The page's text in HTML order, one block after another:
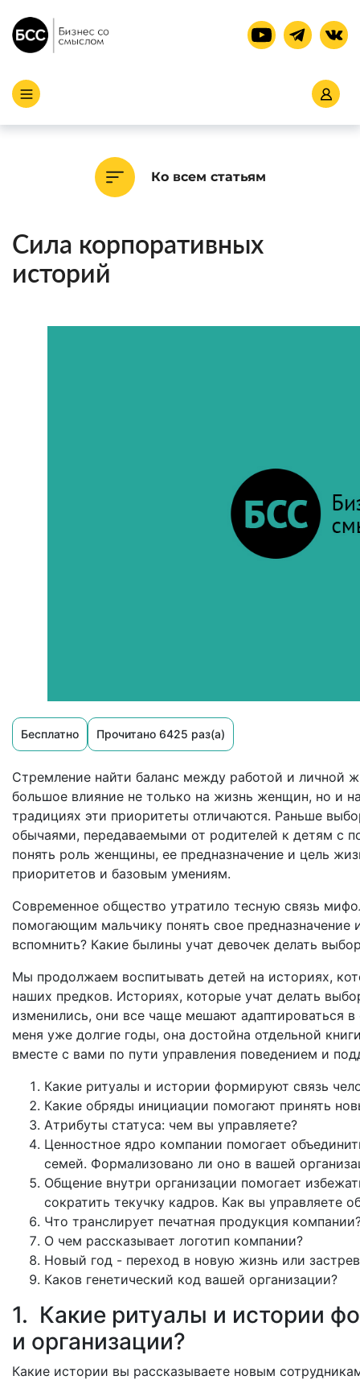
Ко всем статьям
Сила корпоративных
историй
Бесплатно Прочитано 6425 раз(а)
Стремление найти баланс между работой и личной
большое влияние не только на жизнь женщин, но и
традициях эти приоритеты отличаются. Раньше
обычаями, передаваемыми от родителей к детям с
понять роль женщины, ее предназначение и цель
приоритетов и базовым умениям.
Современное общество утратило тесную связь
помогающим мальчику понять свое предназначение
вспомнить? Какие былины учат девочек делать
Мы продолжаем воспитывать детей на историях,
наших предков. Историях, которые учат делать
изменились, они все чаще мешают адаптироваться
меня уже долгие годы, она достойна отдельной
вместе с вами по пути управления поведением и
Какие ритуалы и истории формируют связь
Какие обряды инициации помогают принять
Атрибуты статуса: чем вы управляете?
Ценностное ядро компании помогает
семей. Формализовано ли оно в вашей
Общение внутри организации помогает
сократить текучку кадров. Как вы управляете
Что транслирует печатная продукция
О чем рассказывает логотип компании?
Новый год - переход в новую жизнь или
Каков генетический код вашей организации?
1. Какие ритуалы и истории
и организации?
Какие истории вы рассказываете новым